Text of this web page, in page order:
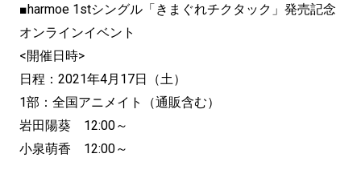
■harmoe 1stシングル「きまぐれチクタック」発売記念
オンラインイベント
<開催日時>
日程：2021年4月17日（土）
1部：全国アニメイト（通販含む）
岩田陽葵 12:00～
小泉萌香 12:00～